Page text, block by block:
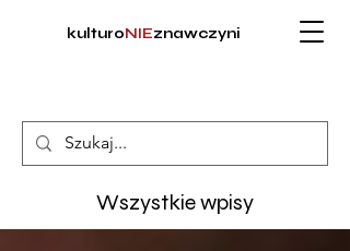
kulturoNIEznawczyni
Wszystkie wpisy